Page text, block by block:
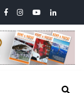
facebook
instagram
youtubelinkedin
ve